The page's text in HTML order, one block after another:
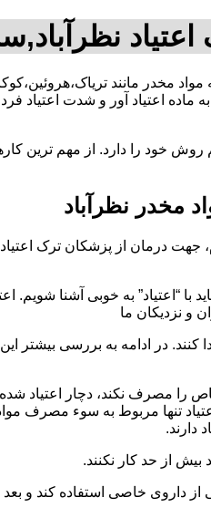
مواد مخدر مانند
ماده اعتیاد آور و شدت
خود را دارد. از مهم ترین
مخدر نظرآباد
جهت درمان از پزشکان ترک اعتیاد
با “اعتیاد” به خوبی آشنا شویم.
و نزدیکان ما
کنند. در ادامه به بررسی بیشتر
را مصرف نکند، دچار اعتیاد
تنها مربوط به سوء مصرف
دارند.
بیش از حد کار نکنند.
داروی خاصی استفاده کند و